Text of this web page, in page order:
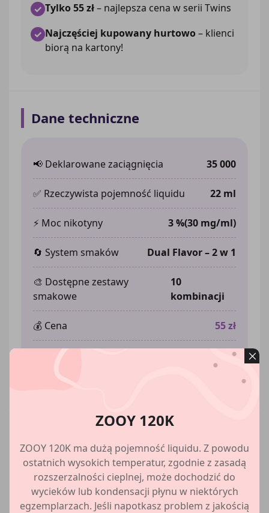
✓ Tylko 55 zł– najlepsza cena w serii Twins
✓ Najczęściej kupowany hurtowo– klienci
biorą na kartony!
Dane techniczne
📢 Deklarowane zaciągnięcia 35 000
✅ Rzeczywista pojemność liquidu 22 ml
⚡ Moc nikotyny 3%(30 mg/ml)
🔄 System smaków Dual Flavor – 2 w 1
🎨 Dostępne zestawy
smakowe
10
kombinacji
💰 Cena 55 zł
📦 Sprzedaż
Wybierz swój zestaw smaków
10 unikalnych kombinacji – każda zawiera 2 smaki
w jednym urządzeniu. Przełączaj się płynnie i
ciesz się różnorodnością!
ZOOY 120K
ZOOY 120K ma dużą pojemność liquidu. Z powodu
ostatnich wysokich temperatur, zgodnie z zasadą
rozszerzalności cieplnej, może dochodzić do
wycieków lub kondensacji płynu w niektórych
egzemplarzach. Jeśli napotkasz problem z jakością